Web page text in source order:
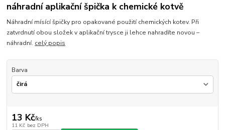
náhradní aplikační špička k chemické kotvě
Náhradní mísící špičky pro opakované použití chemických kotev. Při
zatvrdnutí obou složek v aplikační trysce ji lehce nahradíte novou –
náhradní. celý popis
Barva
13 Kč/ks
11 Kč bez DPH